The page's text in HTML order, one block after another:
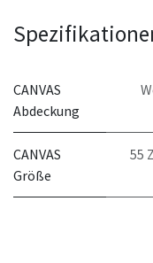
CANVAS
Abdeckung
CANVAS
Größe
55